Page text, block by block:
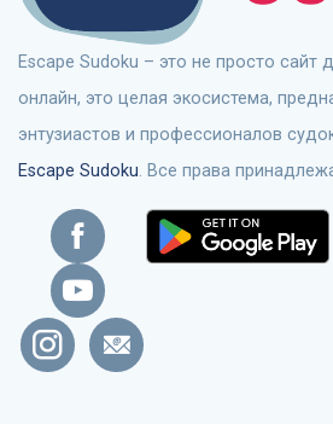
Escape Sudoku – это не просто сайт для игры в судоку
онлайн, это целая экосистема,
энтузиастов и профессионалов
Escape Sudoku. Все права